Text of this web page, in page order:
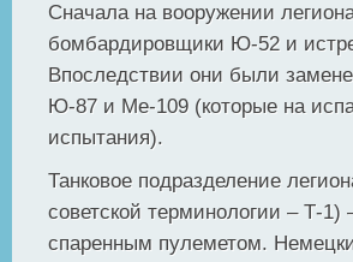
Сначала на вооружении
бомбардировщики Ю-52 и
Впоследствии они были
Ю-87 и Ме-109 (которые на
испытания).
Танковое подразделение
советской терминологии – Т-1)
спаренным пулеметом.